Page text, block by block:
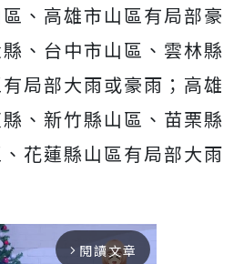
、高雄市山區有局部豪
、台中市山區、雲林縣
局部大雨或豪雨；高雄
、新竹縣山區、苗栗縣
花蓮縣山區有局部大雨
arrow_forward_ios 閱讀文章